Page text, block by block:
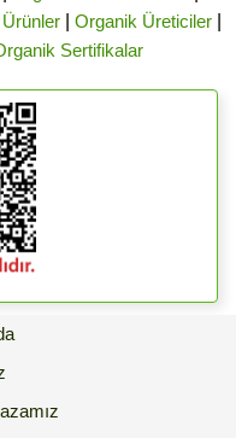
| Organik Üreticiler|
Sertifikalar